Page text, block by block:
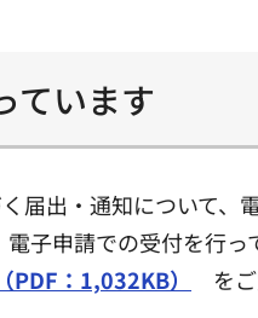
ています
届出・通知について
子申請での受付を行っ
：1,032KB）
を